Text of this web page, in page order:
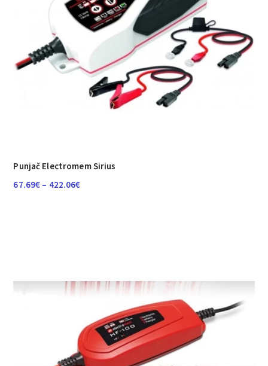
Punjač Electromem Sirius
67.69€ – 422.06€Raspon